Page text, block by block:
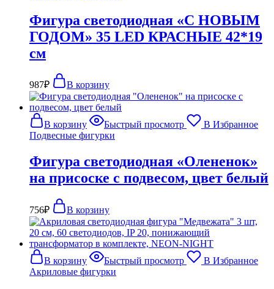
Фигура светодиодная «С НОВЫМ
ГОДОМ» 35 LED КРАСНЫЕ 42*19
см
987₽ В корзину
В корзину Быстрый просмотр
В Избранное
Подвесные фигурки
Фигура светодиодная «Олененок»
на присоске с подвесом, цвет белый
756₽ В корзину
В корзину Быстрый просмотр
В Избранное
Акриловые фигурки